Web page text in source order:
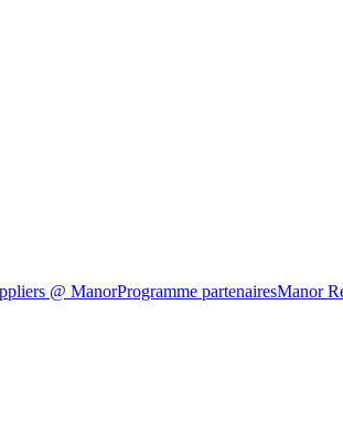
@ ManorProgramme partenairesManor